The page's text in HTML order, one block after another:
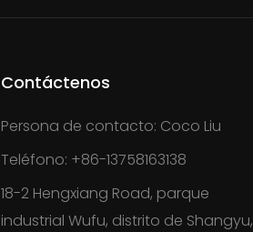
Contáctenos
Persona de contacto: Coco Liu
Teléfono: +86-13758163138
18-2 Hengxiang Road, parque
industrial Wufu, distrito de Shangyu,